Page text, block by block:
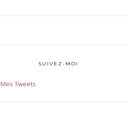
SUIVEZ-MOI
Mes Tweets